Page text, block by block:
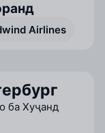
Airlines
ба Хуҷанд